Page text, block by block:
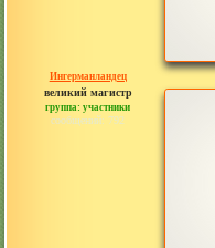
Ингерманландец
великий магистр
группа: участники
сообщений: 792